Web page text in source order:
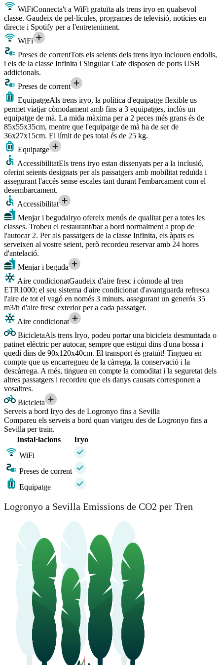
WiFiConnecta't a WiFi gratuïta als trens iryo en qualsevol
classe. Gaudeix de pel·lícules, programes de televisió, notícies en
directe i Spotify per a l'entreteniment.
WiFi
Preses de correntTots els seients dels trens iryo inclouen endolls,
i els de la classe Infinita i Singular Cafe disposen de ports USB
addicionals.
Preses de corrent
EquipatgeAls trens iryo, la política d'equipatge flexible us
permet viatjar còmodament amb fins a 3 equipatges, inclòs un
equipatge de mà. La mida màxima per a 2 peces més grans és de
85x55x35cm, mentre que l'equipatge de mà ha de ser de
36x27x15cm. El límit de pes total és de 25 kg.
Equipatge
AccessibilitatEls trens iryo estan dissenyats per a la inclusió,
oferint seients designats per als passatgers amb mobilitat reduïda i
assegurant l'accés sense escales tant durant l'embarcament com el
desembarcament.
Accessibilitat
Menjar i begudairyo ofereix menús de qualitat per a totes les
classes. Trobeu el restaurant/bar a bord normalment a prop de
l'autocar 2. Per als passatgers de la classe Infinita, els àpats es
serveixen al vostre seient, però recordeu reservar amb 24 hores
d'antelació.
Menjar i beguda
Aire condicionatGaudeix d'aire fresc i còmode al tren
ETR1000; el seu sistema d'aire condicionat d'avantguarda refresca
l'aire de tot el vagó en només 3 minuts, assegurant un generós 35
m3/h d'aire fresc exterior per a cada passatger.
Aire condicionat
BicicletaAls trens Iryo, podeu portar una bicicleta desmuntada o
patinet elèctric per autocar, sempre que estigui dins d'una bossa i
quedi dins de 90x120x40cm. El transport és gratuït! Tingueu en
compte que us encarregueu de la càrrega, la conservació i la
descàrrega. A més, tingueu en compte la comoditat i la seguretat dels
altres passatgers i recordeu que els danys causats corresponen a
vosaltres.
Bicicleta
Serveis a bord Iryo des de Logronyo fins a Sevilla
Compareu els serveis a bord quan viatgeu des de Logronyo fins a
Sevilla per train.
Instal·lacions
Iryo
WiFi
Preses de corrent
Equipatge
Logronyo a Sevilla Emissions de CO2 per Tren